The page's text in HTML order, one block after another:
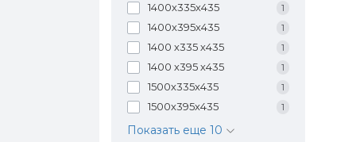
1400х335х435 1
1400х395х435 1
1400 х335 х435 1
1400 х395 х435 1
1500х335х435 1
1500х395х435 1
Показать еще 10